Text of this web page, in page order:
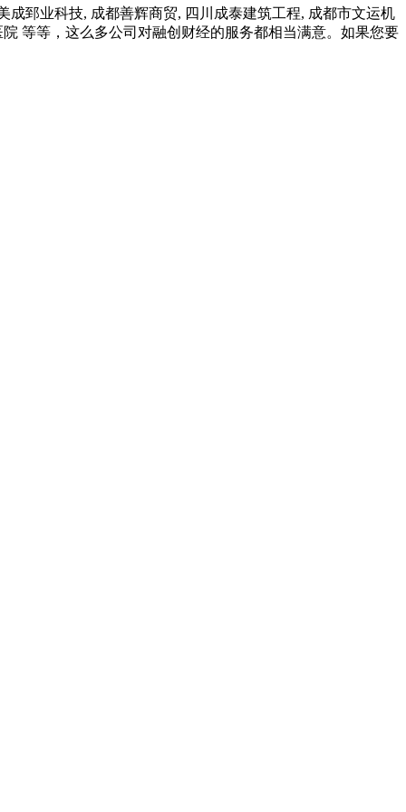
郅业科技, 成都善辉商贸, 四川成泰建筑工程, 成都市文运机
等等，这么多公司对融创财经的服务都相当满意。如果您要